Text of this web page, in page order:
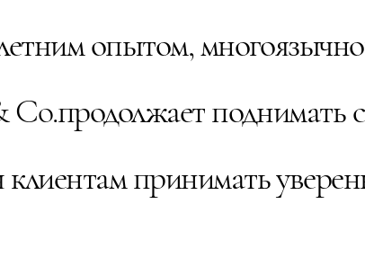
опытом,
Co.продолжает
принимать